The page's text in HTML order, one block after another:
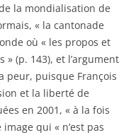
la mondialisation de
« la cantonade
où « les propos et
(p. 143), et l’argument
peur, puisque François
et la liberté de
en 2001, « à la fois
qui « n’est pas